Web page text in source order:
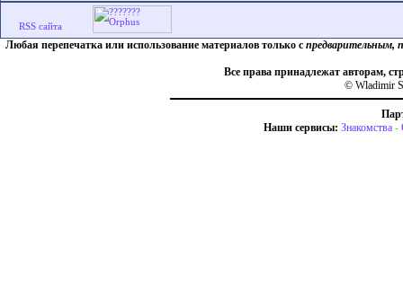
Любая перепечатка или использование материалов только с предварительным,
Все права принадлежат авторам,
© Wladimir
Наши сервисы: Знакомства -